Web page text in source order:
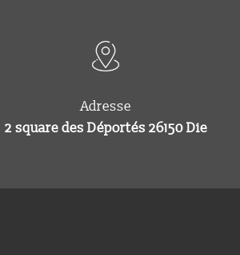
Adresse
2 square des Déportés 26150 Die